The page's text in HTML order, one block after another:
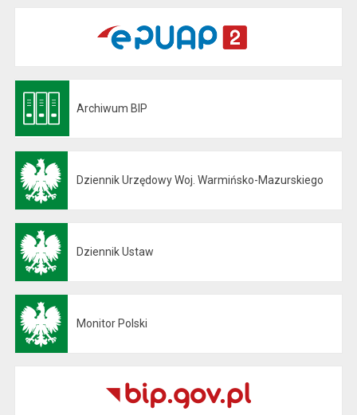
Archiwum BIP
Dziennik Urzędowy Woj. Warmińsko-Mazurskiego
Dziennik Ustaw
Monitor Polski